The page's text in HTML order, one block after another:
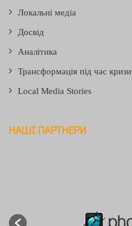
Локальні медіа
Досвід
Аналітика
Трансформація під час кризи
Local Media Stories
НАШІ ПАРТНЕРИ